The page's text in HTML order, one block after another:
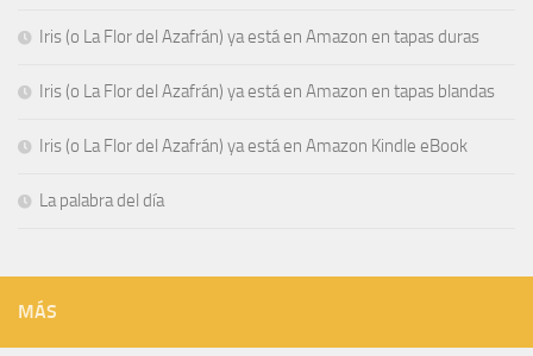
Iris (o La Flor del Azafrán) ya está en Amazon en tapas duras
Iris (o La Flor del Azafrán) ya está en Amazon en tapas blandas
Iris (o La Flor del Azafrán) ya está en Amazon Kindle eBook
La palabra del día
MÁS